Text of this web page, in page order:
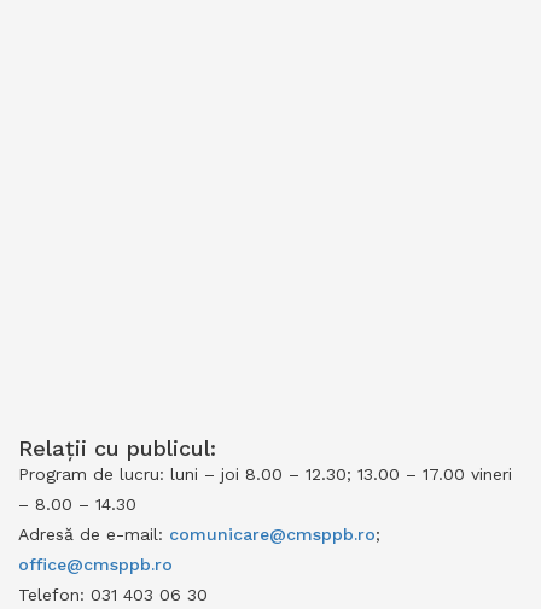
Relații cu publicul:
Program de lucru: luni – joi 8.00 – 12.30; 13.00 – 17.00 vineri
– 8.00 – 14.30
Adresă de e-mail: comunicare@cmsppb.ro;
office@cmsppb.ro
Telefon: 031 403 06 30